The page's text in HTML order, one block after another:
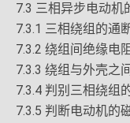
7.3 三相异步电动机
7.3.1 三相绕组的通
7.3.2 绕组间绝缘电
7.3.3 绕组与外壳之
7.3.4 判别三相绕组
7.3.5 判断电动机的